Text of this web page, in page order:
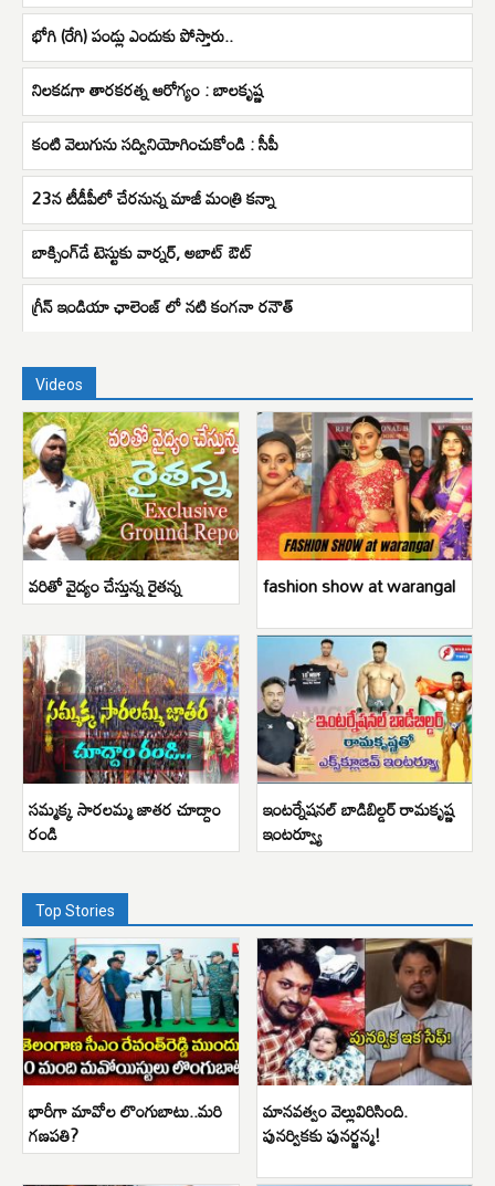
భోగి (రేగి) పండ్లు ఎందుకు పోస్తారు..
నిలకడగా తారకరత్న ఆరోగ్యం : బాలకృష్ణ
కంటి వెలుగును సద్వినియోగించుకోండి : సీపీ
23న టీడీపీలో చేరనున్న మాజీ మంత్రి కన్నా
బాక్సింగ్​డే టెస్టుకు వార్నర్​, అబాట్​ ఔట్​
గ్రీన్ ఇండియా ఛాలెంజ్ లో నటి కంగనా రనౌత్
Videos
వరితో వైద్యం చేస్తున్న రైతన్న fashion show at warangal
సమ్మక్క సారలమ్మ జాతర చూద్దాం
రండి
ఇంటర్నేషనల్ బాడిబిల్డర్ రామకృష్ణ
ఇంటర్వ్యూ
Top Stories
భారీగా మావోల లొంగుబాటు..మరి
గణపతి?
మానవత్వం వెల్లువిరిసింది.
పునర్వికకు పునర్జన్మ!